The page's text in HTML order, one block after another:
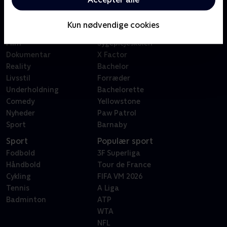
Kun nødvendige cookies
Kategorier
Film
Dokumentar
Reality
Livsstil
Underholdning
Comedy
Nyheder
Sport
Badehotellet
Sygeplejeskolen
X Factor
Bachelor
Forræder
Bachelorette
Yellowstone
Paw Patrol
Barnaby
Sport
Fodbold
Håndbold
Cykling
Tennis
Badminton
Populær sport
3F Superliga
Tour de France
FIFA VM 2026
A Liga
ATP
WTA
NFL